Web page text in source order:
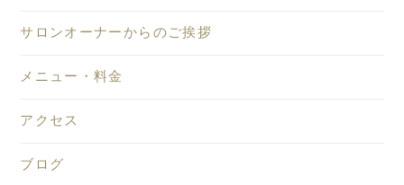
サロンオーナーからのご挨拶
メニュー・料金
アクセス
ブログ